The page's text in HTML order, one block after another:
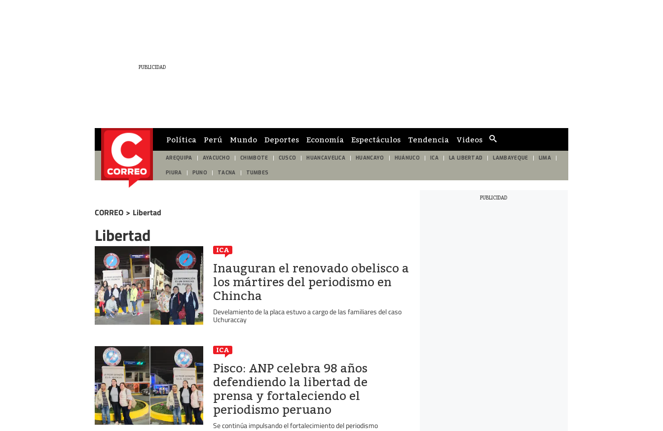
de
búsqueda
Política Perú Mundo Deportes Economía Espectáculos Tendencia Videos
AREQUIPA AYACUCHO CHIMBOTE CUSCO HUANCAVELICA HUANCAYO HUÁNUCO ICA LA LIBERTAD LAMBAYEQUE LIMA
PIURA PUNO TACNA TUMBES
CORREO > Libertad
Libertad
ICA
Inauguran el renovado obelisco a
los mártires del periodismo en
Chincha
Develamiento de la placa estuvo a cargo de las familiares del caso
Uchuraccay
ICA
Pisco: ANP celebra 98 años
defendiendo la libertad de
prensa y fortaleciendo el
periodismo peruano
Se continúa impulsando el fortalecimiento del periodismo